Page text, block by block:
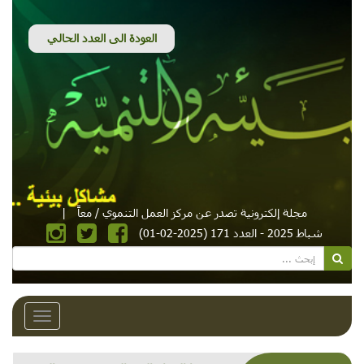
مجلة إلكترونية تصدر عن مركز العمل التنموي / معاً
|
شباط 2025 - العدد 171 (2025-02-01)
Toggle